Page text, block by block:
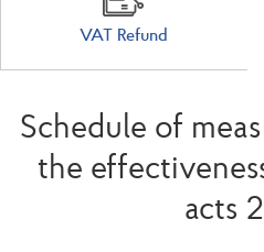
VAT Refund
Schedule of
the
acts